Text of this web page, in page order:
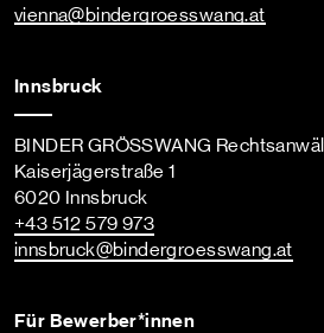
vienna@bindergroesswang.at
Innsbruck
BINDER GRÖSSWANG
Kaiserjägerstraße 1
6020 Innsbruck
+43 512 579 973
innsbruck@bindergroesswang.at
Für Bewerber*innen